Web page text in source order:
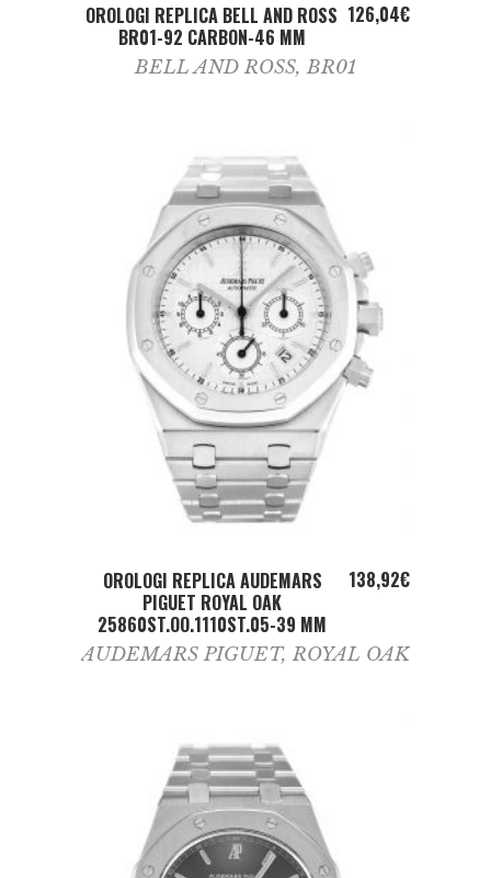
ADD TO CART
OROLOGI REPLICA BELL AND ROSS
BR01-92 CARBON-46 MM
126,04€
BELL AND ROSS,BR01
ADD TO CART
OROLOGI REPLICA AUDEMARS
PIGUET ROYAL OAK
25860ST.OO.1110ST.05-39 MM
138,92€
AUDEMARS PIGUET, ROYAL OAK